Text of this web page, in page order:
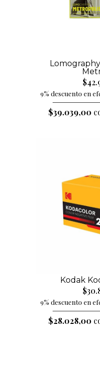
9% descuento en
$39.039,00
Kodak
9% descuento en
$28.028,00